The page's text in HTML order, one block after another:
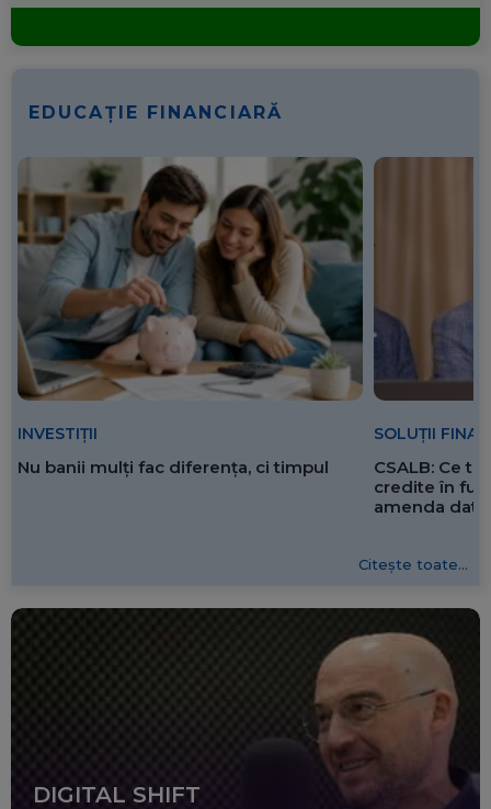
EDUCAȚIE FINANCIARĂ
INVESTIȚII
Nu banii mulți fac diferența, ci timpul
SOLUȚII
CSALB: Ce
credite în
amenda
Citește toate...
DIGITAL SHIFT